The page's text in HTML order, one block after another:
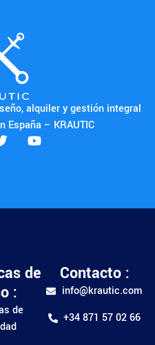
alquiler y gestión integral
España – KRAUTIC
de
:
de
Contacto :
info@krautic.com
+34 871 57 02 66